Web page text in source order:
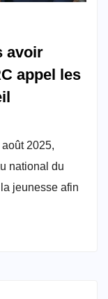
avoir
appel les
2025,
national du
jeunesse afin